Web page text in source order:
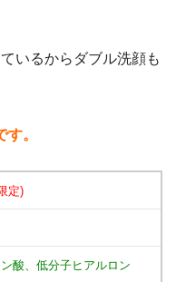
いるからダブル洗顔も
。
定)
酸、低分子ヒアルロン